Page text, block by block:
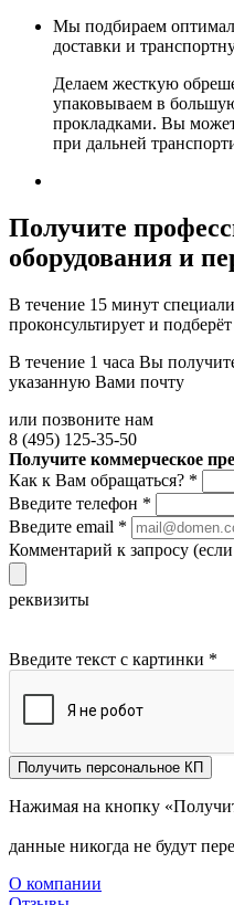
Мы подбираем
доставки и
Делаем жесткую
упаковываем в
прокладками. Вы
при дальней
Получите
оборудования и
В течение 15 минут
проконсультирует и
В течение 1 часа Вы
указанную Вами почту
или позвоните нам
8 (495) 125-35-50
Получите коммерческое
Как к Вам обращаться? *
Введите телефон *
Введите email *
Комментарий к запросу (если
реквизиты
Введите текст с картинки *
Получить персональное КП
Нажимая на кнопку
данные никогда не будут
О компании